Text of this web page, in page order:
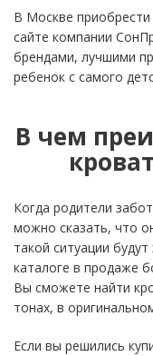
В Москве
сайте компании
брендами, лучшими
ребенок с самого
В чем
Когда родители
можно сказать, что
такой ситуации
каталоге в продаже
Вы сможете найти
тонах, в
Если вы решились